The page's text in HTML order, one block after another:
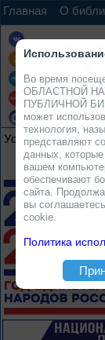
Главная О
Услуги Ресурсы
Во время
ОБЛАСТНОЙ
ПУБЛИЧНОЙ
может
технология,
представляют
данных,
вашем
обеспечивают
сайта.
вы
cookie.
Политика